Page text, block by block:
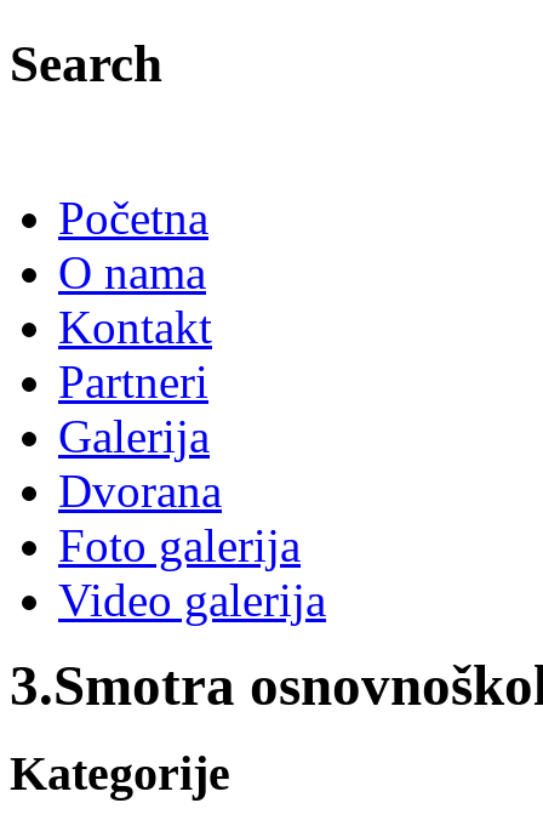
Search
Početna
O nama
Kontakt
Partneri
Galerija
Dvorana
Foto galerija
Video galerija
3.Smotra
Kategorije